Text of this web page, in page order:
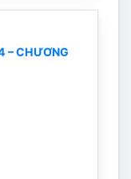
– CHƯƠNG